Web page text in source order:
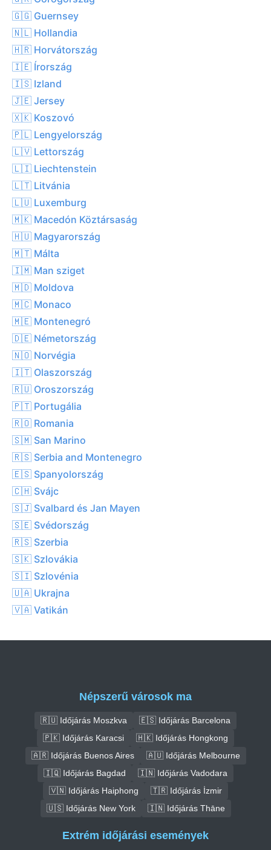
🇬🇬 Guernsey
🇳🇱 Hollandia
🇭🇷 Horvátország
🇮🇪 Írország
🇮🇸 Izland
🇯🇪 Jersey
🇽🇰 Koszovó
🇵🇱 Lengyelország
🇱🇻 Lettország
🇱🇮 Liechtenstein
🇱🇹 Litvánia
🇱🇺 Luxemburg
🇲🇰 Macedón Köztársaság
🇭🇺 Magyarország
🇲🇹 Málta
🇮🇲 Man sziget
🇲🇩 Moldova
🇲🇨 Monaco
🇲🇪 Montenegró
🇩🇪 Németország
🇳🇴 Norvégia
🇮🇹 Olaszország
🇷🇺 Oroszország
🇵🇹 Portugália
🇷🇴 Romania
🇸🇲 San Marino
🇷🇸 Serbia and Montenegro
🇪🇸 Spanyolország
🇨🇭 Svájc
🇸🇯 Svalbard és Jan Mayen
🇸🇪 Svédország
🇷🇸 Szerbia
🇸🇰 Szlovákia
🇸🇮 Szlovénia
🇺🇦 Ukrajna
🇻🇦 Vatikán
Népszerű városok ma
🇷🇺 Időjárás Moszkva
🇪🇸 Időjárás Barcelona
🇵🇰 Időjárás Karacsi
🇭🇰 Időjárás Hongkong
🇦🇷 Időjárás Buenos Aires
🇦🇺 Időjárás Melbourne
🇮🇶 Időjárás Bagdad
🇮🇳 Időjárás Vadodara
🇻🇳 Időjárás Haiphong
🇹🇷 Időjárás İzmir
🇺🇸 Időjárás New York
🇮🇳 Időjárás Thāne
Extrém időjárási események